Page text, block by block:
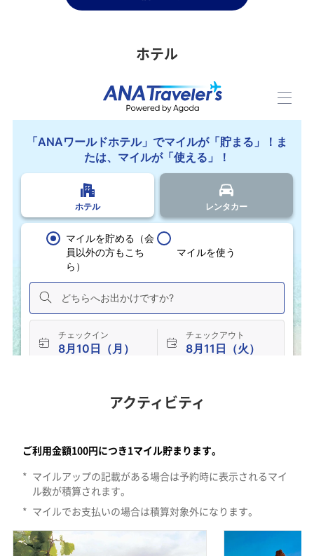
ホテル
アクティビティ
ご利用金額100円につき1マイル貯まります。
* マイルアップの記載がある場合は予約時に表示されるマイ
ル数が積算されます。
* マイルでお支払いの場合は積算対象外になります。